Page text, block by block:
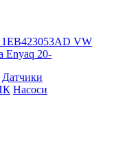
1EB423053AD VW
Enyaq 20-
Датчики
Насоси